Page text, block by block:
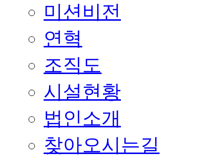
미션비전
연혁
조직도
시설현황
법인소개
찾아오시는길